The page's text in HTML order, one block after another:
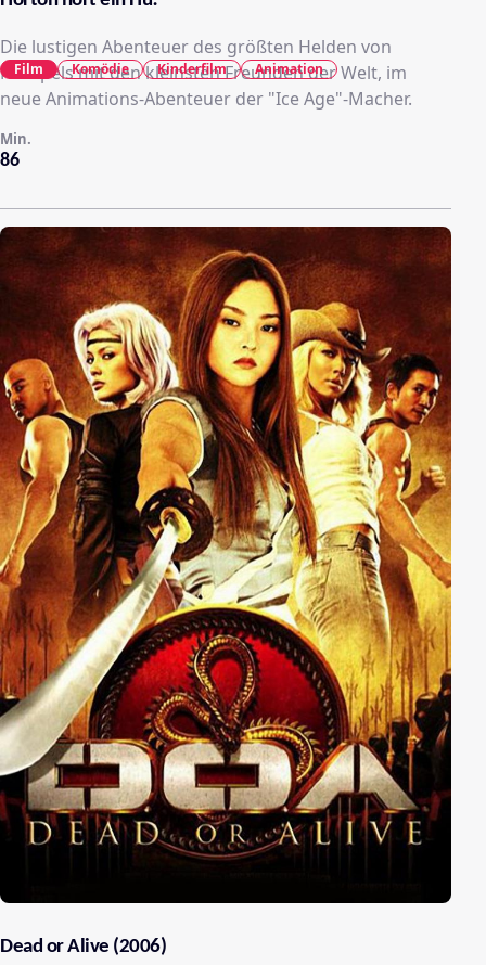
Die lustigen Abenteuer des größten Helden von
Nümpels mit den kleinsten Freunden der Welt, im
neue Animations-Abenteuer der "Ice Age"-Macher.
86
Min.
Film Komödie Kinderfilm Animation
Dead or Alive (2006)